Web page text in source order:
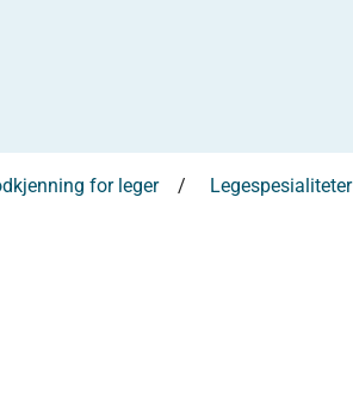
for leger Legespesialiteter